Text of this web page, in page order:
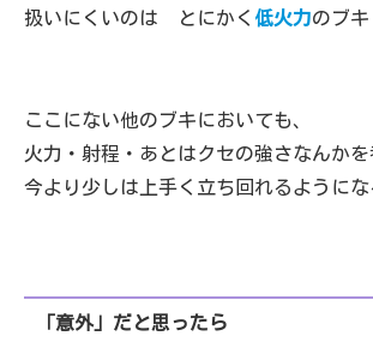
扱いにくいのは とにかく 低火力のブキ
ここにない他のブキにおいても、
火力・射程・あとはクセの強さなんかを
今より少しは上手く立ち回れるようにな
「意外」だと思ったら